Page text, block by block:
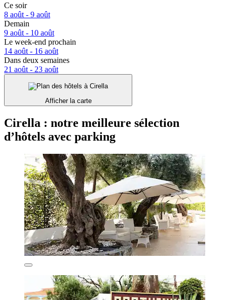
Ce soir
8 août - 9 août
Demain
9 août - 10 août
Le week-end prochain
14 août - 16 août
Dans deux semaines
21 août - 23 août
Afficher la carte
Cirella : notre meilleure sélection
d’hôtels avec parking